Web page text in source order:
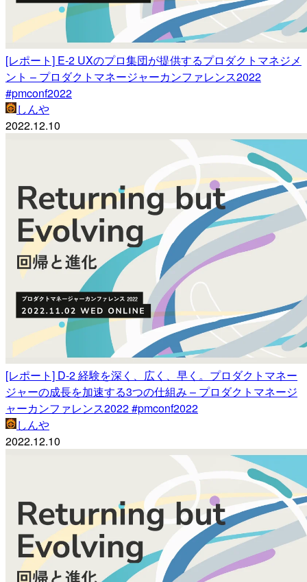
[レポート] E-2 UXのプロ集団が提供するプロダクトマネジメ
ント – プロダクトマネージャーカンファレンス2022
#pmconf2022
しんや
2022.12.10
[レポート] D-2 経験を深く、広く、早く。プロダクトマネー
ジャーの成長を加速する3つの仕組み – プロダクトマネージ
ャーカンファレンス2022 #pmconf2022
しんや
2022.12.10